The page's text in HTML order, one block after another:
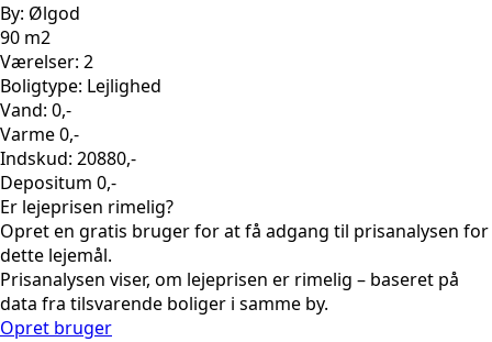
By: Ølgod
90 m2
Værelser: 2
Boligtype: Lejlighed
Vand: 0,-
Varme 0,-
Indskud: 20880,-
Depositum 0,-
Er lejeprisen rimelig?
Opret en gratis bruger for at få adgang til prisanalysen for
dette lejemål.
Prisanalysen viser, om lejeprisen er rimelig – baseret på
data fra tilsvarende boliger i samme by.
Opret bruger